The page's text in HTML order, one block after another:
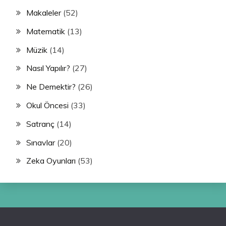
Makaleler(52)
Matematik (13)
Müzik (14)
Nasıl Yapılır? (27)
Ne Demektir? (26)
Okul Öncesi (33)
Satranç (14)
Sınavlar(20)
Zeka Oyunları (53)